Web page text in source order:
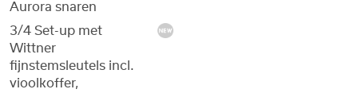
Aurora snaren
3/4 Set-up met
Wittner
fijnstemsleutels incl.
vioolkoffer,